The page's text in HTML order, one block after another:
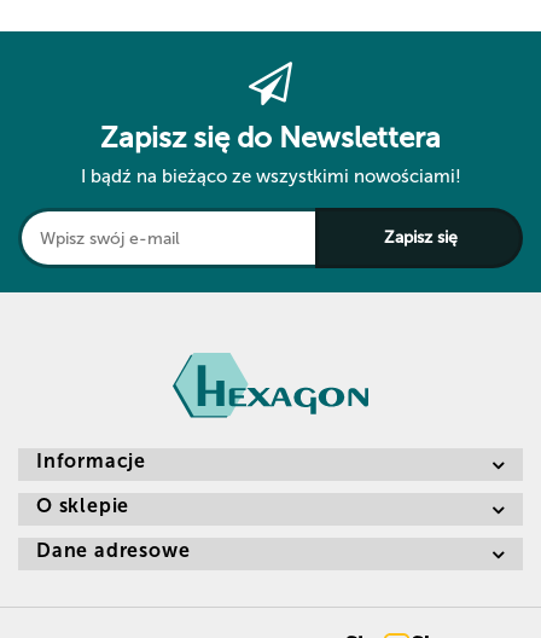
Zapisz się do Newslettera
I bądź na bieżąco ze wszystkimi nowościami!
Dane adresowe
Informacje
O sklepie